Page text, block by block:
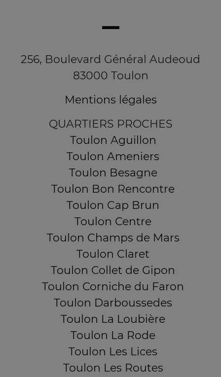
256, Boulevard Général Audeoud
83000 Toulon
Mentions légales
QUARTIERS PROCHES
Toulon Aguillon
Toulon Ameniers
Toulon Besagne
Toulon Bon Rencontre
Toulon Cap Brun
Toulon Centre
Toulon Champs de Mars
Toulon Claret
Toulon Collet de Gipon
Toulon Corniche du Faron
Toulon Darboussedes
Toulon La Loubière
Toulon La Rode
Toulon Les Lices
Toulon Les Routes